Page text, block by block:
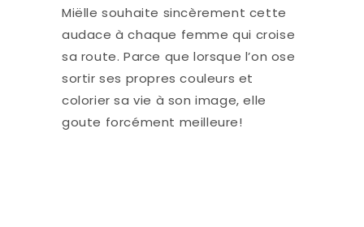
Miëlle souhaite sincèrement cette
audace à chaque femme qui croise
sa route. Parce que lorsque l’on ose
sortir ses propres couleurs et
colorier sa vie à son image, elle
goute forcément meilleure!